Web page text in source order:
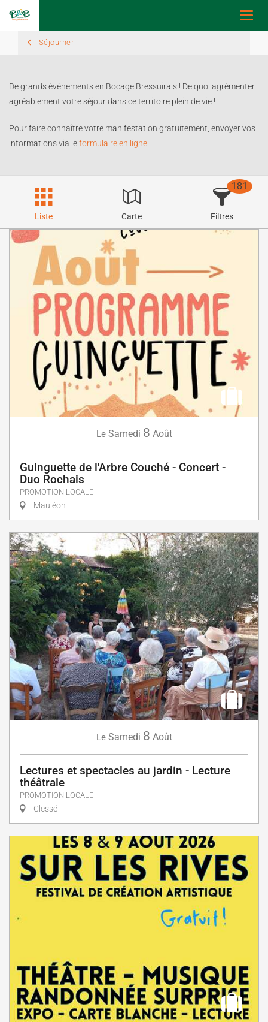
Séjourner
De grands évènements en Bocage Bressuirais ! De quoi agrémenter
agréablement votre séjour dans ce territoire plein de vie !
Pour faire connaître votre manifestation gratuitement, envoyer vos
informations via leformulaire en ligne
Liste Carte Filtres
181
Le Samedi 8 Août
Guinguette de l'Arbre Couché - Concert -
Duo Rochais
PROMOTION LOCALE
Mauléon
Le Samedi 8 Août
Lectures et spectacles au jardin - Lecture
théâtrale
PROMOTION LOCALE
Clessé